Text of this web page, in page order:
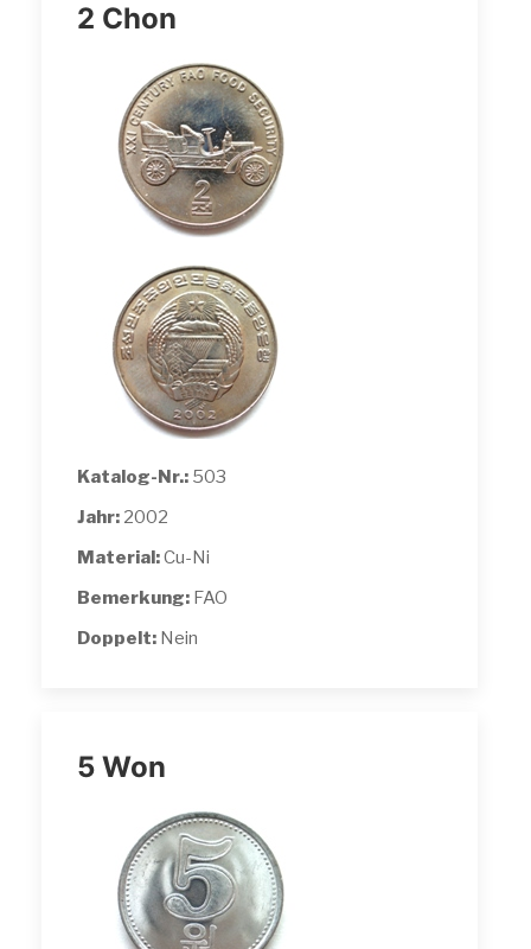
2 Chon
Katalog-Nr.: 503
Jahr: 2002
Material:Cu-Ni
Bemerkung: FAO
Doppelt: Nein
5 Won